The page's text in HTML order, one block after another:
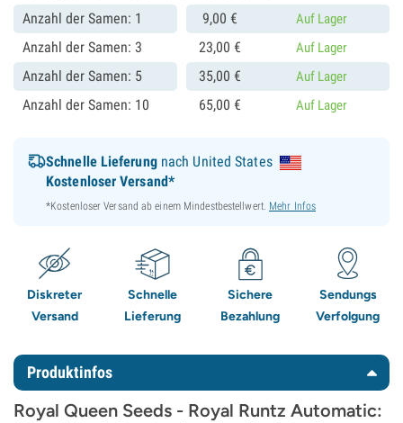
Anzahl der Samen: 1 9,00 € Auf Lager
Anzahl der Samen: 3 23,00 € Auf Lager
Anzahl der Samen: 5 35,00 € Auf Lager
Anzahl der Samen: 10 65,00 € Auf Lager
Schnelle Lieferungnach United States
Kostenloser Versand*
*Kostenloser Versand ab einem Mindestbestellwert. Mehr Infos
Diskreter
Versand
Schnelle
Lieferung
Sichere
Bezahlung
Sendungs
Verfolgung
Produktinfos
Royal Queen Seeds - Royal Runtz Automatic: